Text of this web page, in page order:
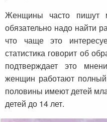
Женщины часто
обязательно надо найти
что чаще это
статистика говорит об
подтверждает это
женщин работают
половины имеют детей
детей до 14 лет.